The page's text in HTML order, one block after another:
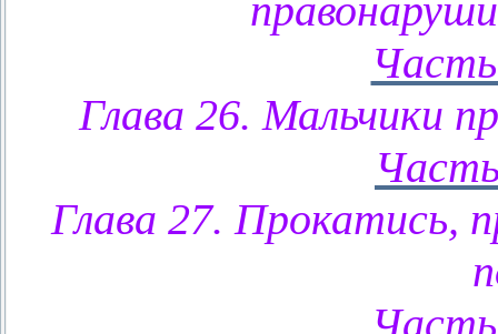
Глава 26. Мальчики
Глава 27. Прокатись,